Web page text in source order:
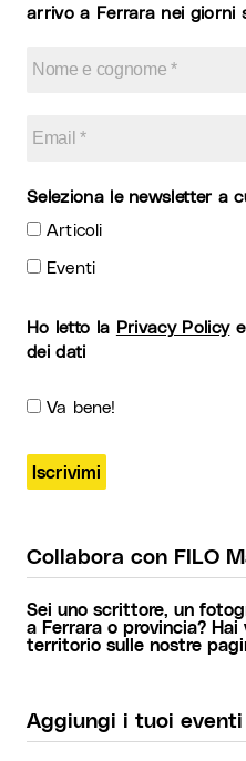
arrivo a Ferrara nei giorni
Seleziona le newsletter a
Articoli
Eventi
Ho letto la Privacy Policye
dei dati
Va bene!
Collabora con FILO
Sei uno scrittore, un
a Ferrara o provincia?
territorio sulle nostre
Aggiungi i tuoi eventi